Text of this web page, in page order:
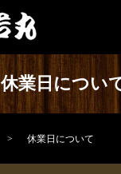
休業日につい
休業日について